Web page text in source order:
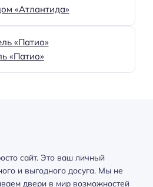
«Атлантида»
«Патио»
сайт. Это ваш личный
и выгодного досуга. Мы не
двери в мир возможностей